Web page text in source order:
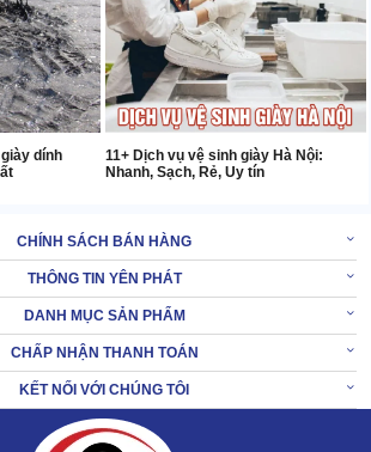
dính
11+ Dịch vụ vệ sinh giày Hà Nội:
Nhanh, Sạch, Rẻ, Uy tín
CHÍNH SÁCH BÁN HÀNG
THÔNG TIN YÊN PHÁT
DANH MỤC SẢN PHẨM
CHẤP NHẬN THANH TOÁN
KẾT NỐI VỚI CHÚNG TÔI